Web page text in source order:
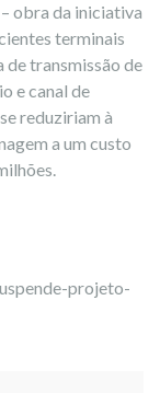
obra da iniciativa
terminais
de transmissão de
e canal de
reduziriam à
a um custo
projeto-